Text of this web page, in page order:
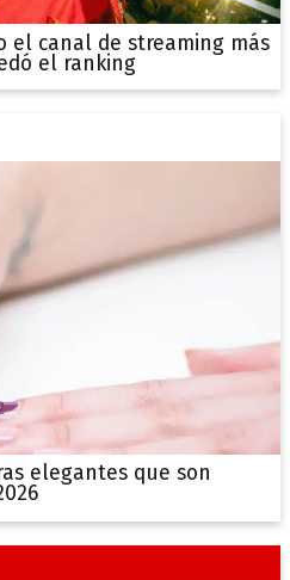
el canal de streaming más
el ranking
elegantes que son